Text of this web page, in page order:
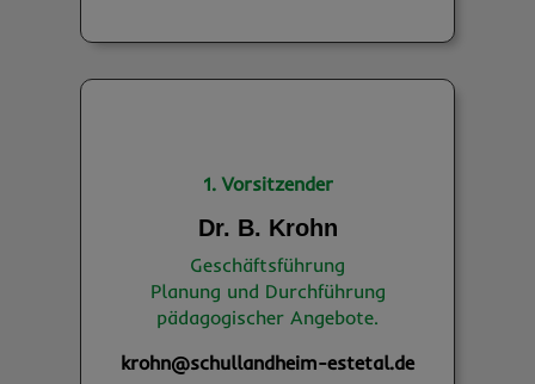
1. Vorsitzender
Dr. B. Krohn
Geschäftsführung
Planung und Durchführung
pädagogischer Angebote.
krohn@schullandheim-estetal.de